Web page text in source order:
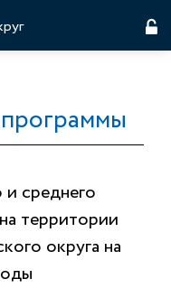
и среднего
территории
округа на